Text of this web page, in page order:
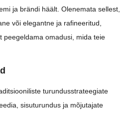
ja brändi häält. Olenemata sellest,
või elegantne ja rafineeritud,
peegeldama omadusi, mida teie
turundusstrateegiate
sisuturundus ja mõjutajate